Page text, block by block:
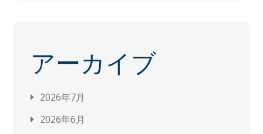
アーカイブ
2026年7月
2026年6月